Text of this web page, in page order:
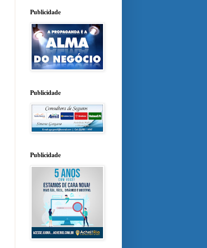
Publicidade
Publicidade
Publicidade